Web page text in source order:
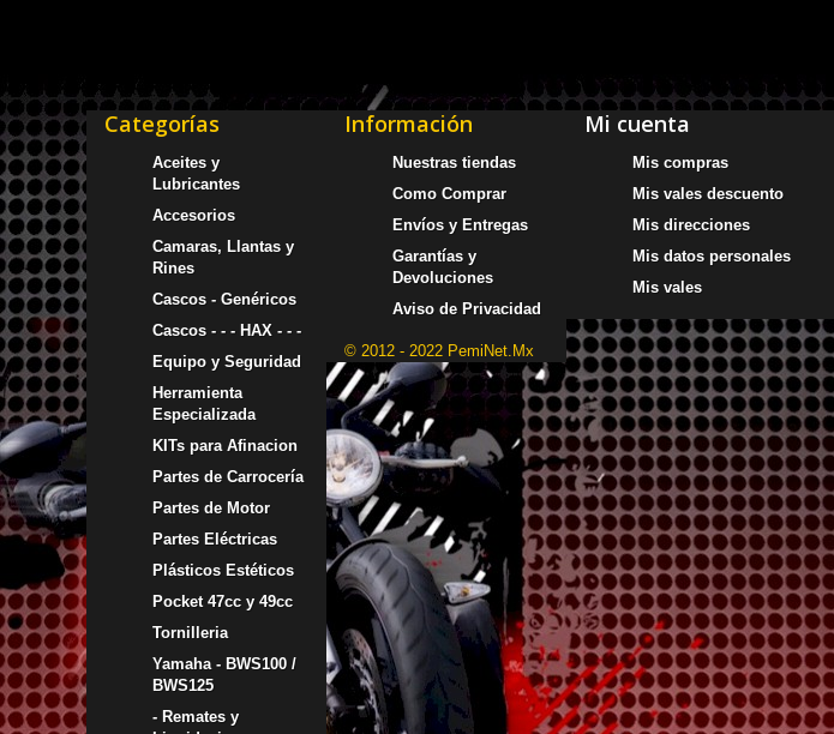
Categorías
Aceites y
Lubricantes
Accesorios
Camaras, Llantas y
Rines
Cascos - Genéricos
Cascos - - - HAX - - -
Equipo y Seguridad
Herramienta
Especializada
KITs para Afinacion
Partes de Carrocería
Partes de Motor
Partes Eléctricas
Plásticos Estéticos
Pocket 47cc y 49cc
Tornilleria
Yamaha - BWS100 /
BWS125
- Remates y
Información
Nuestras tiendas
Como Comprar
Envíos y Entregas
Garantías y
Devoluciones
Aviso de Privacidad
© 2012 - 2022 PemiNet.Mx
Mi cuenta
Mis compras
Mis vales descuento
Mis direcciones
Mis datos personales
Mis vales